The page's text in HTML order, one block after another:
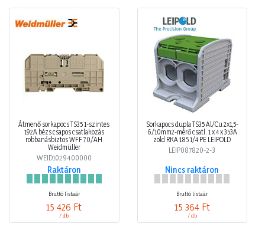
Átmenő sorkapocs TS35 1-szintes
192A bézs csapos csatlakozás
robbanásbiztos WFF 70/AH
Weidmüller
WEID1029400000
Raktáron
Bruttó listaár
15 426 Ft
/ db
Sorkapocs dupla TS35 Al/Cu 2x1,5-
6/10mm2-mérő csatl. 1 x 4 x 353A
zöld RKA 185 1/4 PE LEIPOLD
LEIP087820-2-3
Nincs raktáron
Bruttó listaár
15 364 Ft
/ db